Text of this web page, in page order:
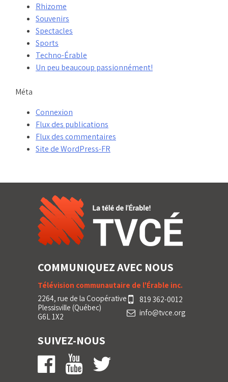
Rhizome
Souvenirs
Spectacles
Sports
Techno-Érable
Un peu beaucoup passionnément!
Méta
Connexion
Flux des publications
Flux des commentaires
Site de WordPress-FR
COMMUNIQUEZ AVEC NOUS
Télévision communautaire de l'Érable inc.
2264, rue de la Coopérative
Plessisville (Québec)
G6L 1X2
819 362-0012
info@tvce.org
SUIVEZ-NOUS